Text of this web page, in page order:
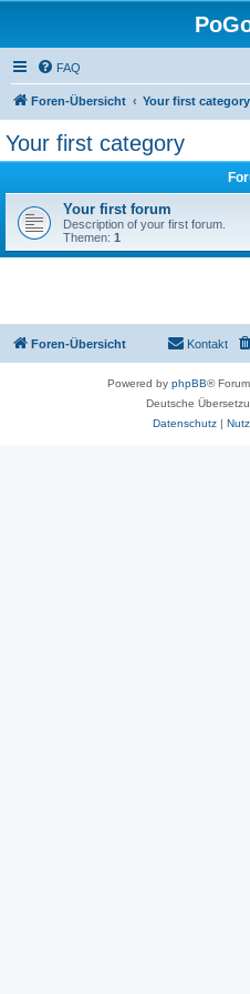
FAQ
Foren-Übersicht Your first category
Your first category
Your first forum
Description of your first forum.
Themen: 1
Foren-Übersicht Kontakt
Powered by phpBB®
Deutsche
Datenschutz|